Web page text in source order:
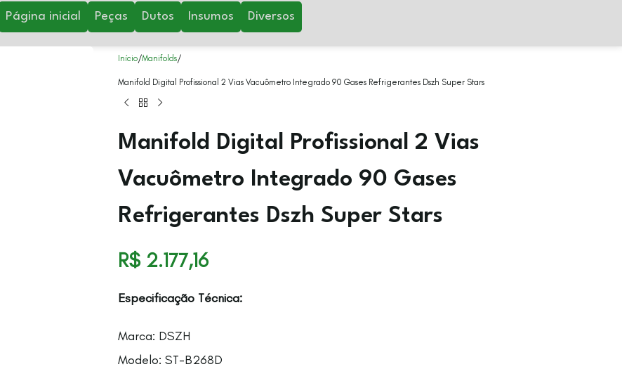
Página inicial Peças Dutos Insumos Diversos
Início Manifolds
Manifold Digital Profissional 2 Vias Vacuômetro Integrado 90 Gases Refrigerantes Dszh Super Stars
Manifold Digital Profissional 2 Vias
Vacuômetro Integrado 90 Gases
Refrigerantes Dszh Super Stars
R$2.177,16
Especificação Técnica:
Marca: DSZH
Modelo: ST-B268D